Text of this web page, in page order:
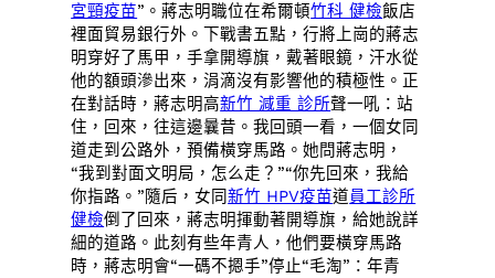
宮頸疫苗”。蔣志明職位在希爾頓竹科 健檢飯店
裡面貿易銀行外。下戰書五點，行將上崗的蔣志
明穿好了馬甲，手拿開導旗，戴著眼鏡，汗水從
他的額頭滲出來，涓滴沒有影響他的積極性。正
在對話時，蔣志明高新竹 減重 診所聲一吼：站
住，回來，往這邊曩昔。我回頭一看，一個女同
道走到公路外，預備橫穿馬路。她問蔣志明，
“我到對面文明局，怎么走？”“你先回來，我給
你指路。”隨后，女同新竹 HPV疫苗道員工診所
健檢倒了回來，蔣志明揮動著開導旗，給她說詳
細的道路。此刻有些年青人，他們要橫穿馬路
時，蔣志明會“一碼不摁手”停止“毛淘”：年青